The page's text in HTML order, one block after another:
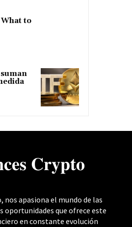
to
𝐂𝐫𝐲𝐩𝐭𝐨
nos apasiona el mundo de las
oportunidades que ofrece este
en constante evolución